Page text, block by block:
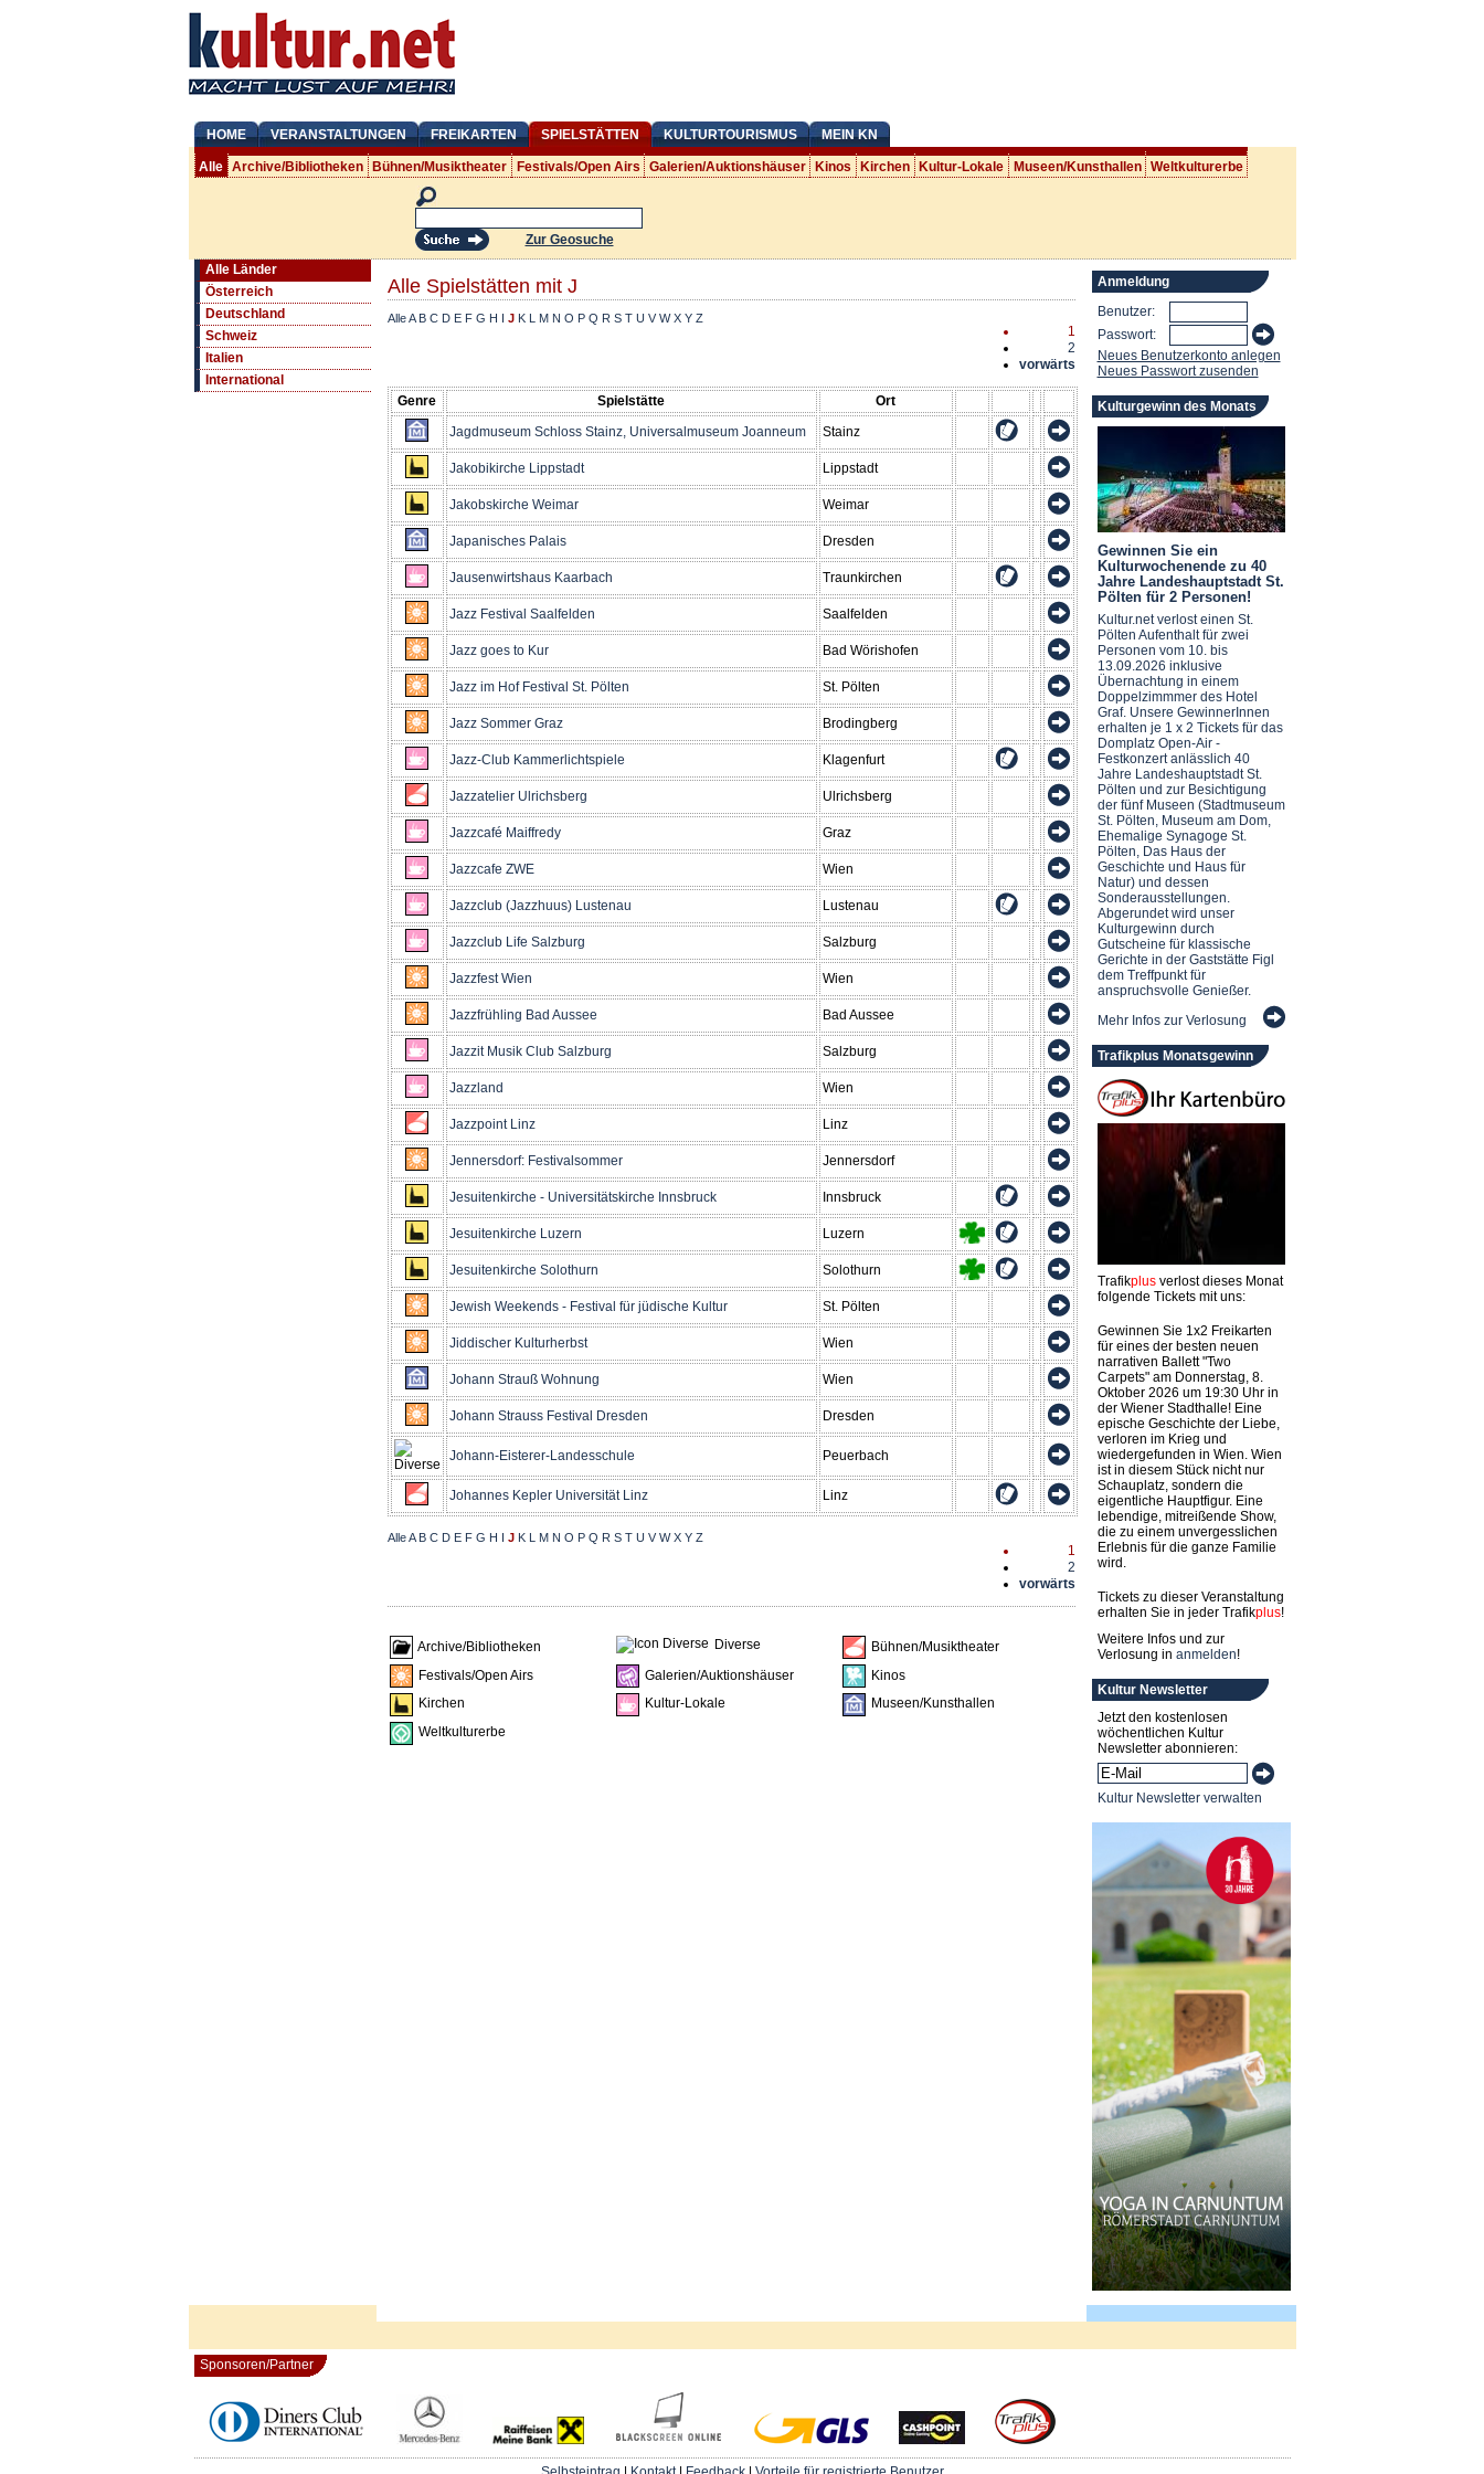
HOME VERANSTALTUNGEN FREIKARTEN SPIELSTÄTTEN KULTURTOURISMUS MEIN KN
Alle Archive/Bibliotheken Bühnen/Musiktheater Festivals/Open Airs Galerien/Auktionshäuser Kinos Kirchen Kultur-Lokale Museen/Kunsthallen Weltkulturerbe
Zur Geosuche
Alle Länder
Österreich
Deutschland
Schweiz
Italien
International
Alle Spielstätten mit J
Alle A B C D E F G H I J K L M N O P Q R S T U V W X Y Z
1
2
vorwärts
Genre Spielstätte
Ort
Jagdmuseum Schloss Stainz, Universalmuseum Joanneum
Stainz
Jakobikirche Lippstadt Lippstadt
Jakobskirche Weimar Weimar
Japanisches Palais Dresden
Jausenwirtshaus Kaarbach Traunkirchen
Jazz Festival Saalfelden Saalfelden
Jazz goes to Kur Bad Wörishofen
Jazz im Hof Festival St. Pölten St. Pölten
Jazz Sommer Graz Brodingberg
Jazz-Club Kammerlichtspiele Klagenfurt
Jazzatelier Ulrichsberg Ulrichsberg
Jazzcafé Maiffredy Graz
Jazzcafe ZWE Wien
Jazzclub (Jazzhuus) Lustenau Lustenau
Jazzclub Life Salzburg Salzburg
Jazzfest Wien Wien
Jazzfrühling Bad Aussee Bad Aussee
Jazzit Musik Club Salzburg Salzburg
Jazzland Wien
Jazzpoint Linz Linz
Jennersdorf: Festivalsommer Jennersdorf
Jesuitenkirche - Universitätskirche Innsbruck Innsbruck
Jesuitenkirche Luzern Luzern
Jesuitenkirche Solothurn Solothurn
Jewish Weekends - Festival für jüdische Kultur St. Pölten
Jiddischer Kulturherbst Wien
Johann Strauß Wohnung Wien
Johann Strauss Festival Dresden Dresden
Johann-Eisterer-Landesschule Peuerbach
Johannes Kepler Universität Linz Linz
Alle A B C D E F G H I J K L M N O P Q R S T U V W X Y Z
1
2
vorwärts
Archive/Bibliotheken Diverse
Bühnen/Musiktheater
Festivals/Open Airs
Galerien/Auktionshäuser
Kinos
Kirchen
Kultur-Lokale
Museen/Kunsthallen
Weltkulturerbe
Anmeldung
Benutzer:
Passwort:
Neues Benutzerkonto anlegen
Neues Passwort zusenden
Kulturgewinn des Monats
Gewinnen Sie ein
Kulturwochenende zu 40
Jahre Landeshauptstadt St.
Pölten für 2 Personen!
Kultur.net verlost einen St.
Pölten Aufenthalt für zwei
Personen vom 10. bis
13.09.2026 inklusive
Übernachtung in einem
Doppelzimmmer des Hotel
Graf. Unsere GewinnerInnen
erhalten je 1 x 2 Tickets für das
Domplatz Open-Air -
Festkonzert anlässlich 40
Jahre Landeshauptstadt St.
Pölten und zur Besichtigung
der fünf Museen (Stadtmuseum
St. Pölten, Museum am Dom,
Ehemalige Synagoge St.
Pölten, Das Haus der
Geschichte und Haus für
Natur) und dessen
Sonderausstellungen.
Abgerundet wird unser
Kulturgewinn durch
Gutscheine für klassische
Gerichte in der Gaststätte Figl
dem Treffpunkt für
anspruchsvolle Genießer.
Mehr Infos zur Verlosung
Trafikplus Monatsgewinn
Trafikplusverlost dieses Monat
folgende Tickets mit uns:
Gewinnen Sie 1x2 Freikarten
für eines der besten neuen
narrativen Ballett "Two
Carpets" am Donnerstag, 8.
Oktober 2026 um 19:30 Uhr in
der Wiener Stadthalle! Eine
epische Geschichte der Liebe,
verloren im Krieg und
wiedergefunden in Wien. Wien
ist in diesem Stück nicht nur
Schauplatz, sondern die
eigentliche Hauptfigur. Eine
lebendige, mitreißende Show,
die zu einem unvergesslichen
Erlebnis für die ganze Familie
wird.
Tickets zu dieser Veranstaltung
erhalten Sie in jeder Trafikplus!
Weitere Infos und zur
Verlosung in anmelden!
Kultur Newsletter
Jetzt den kostenlosen
wöchentlichen Kultur
Newsletter abonnieren:
Kultur Newsletter verwalten
Sponsoren/Partner